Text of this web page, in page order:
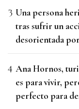
Una persona
tras sufrir un
desorientada
Ana Hornos,
es para vivir,
perfecto para